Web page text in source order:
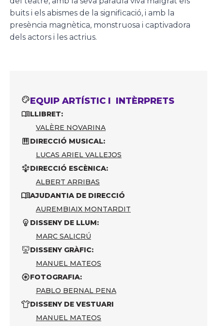
buits i els abismes de la significació, i amb la
presència magnètica, monstruosa i captivadora
dels actors i les actrius.
EQUIP ARTÍSTIC I INTÈRPRETS
LLIBRET:
VALÈRE NOVARINA
DIRECCIÓ MUSICAL:
LUCAS ARIEL VALLEJOS
DIRECCIÓ ESCÈNICA:
ALBERT ARRIBAS
AJUDANTIA DE DIRECCIÓ
AUREMBIAIX MONTARDIT
DISSENY DE LLUM:
MARC SALICRÚ
DISSENY GRÀFIC:
MANUEL MATEOS
FOTOGRAFIA:
PABLO BERNAL PENA
DISSENY DE VESTUARI
MANUEL MATEOS